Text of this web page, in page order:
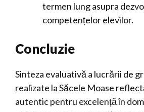
termen lung asupra
competențelor elevilor.
Concluzie
Sinteza evaluativă a lucrării de
realizate la Săcele Moase
autentic pentru excelență în